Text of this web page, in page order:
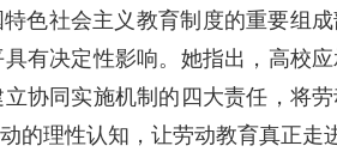
色社会主义教育制度的重要组
有决定性影响。她指出，高校
协同实施机制的四大责任，将
的理性认知，让劳动教育真正走